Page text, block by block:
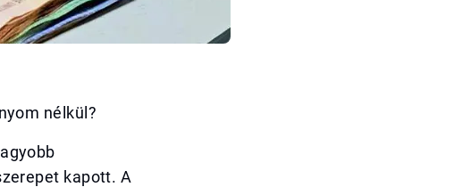
nélkül?
kapott. A